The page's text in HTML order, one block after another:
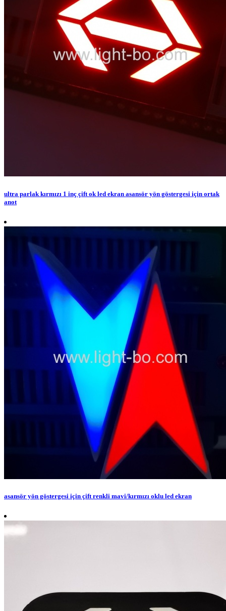
ultra parlak kırmızı 1 inç çift ok led ekran asansör yön göstergesi için ortak
anot
asansör yön göstergesi için çift renkli mavi/kırmızı oklu led ekran